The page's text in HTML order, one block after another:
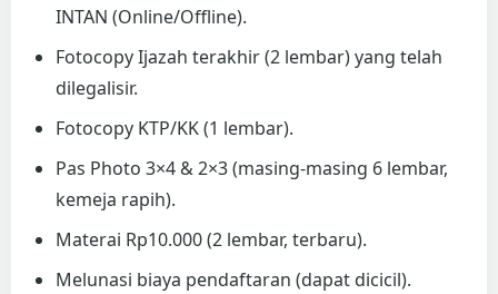
INTAN (Online/Offline).
Fotocopy Ijazah terakhir (2 lembar) yang telah
dilegalisir.
Fotocopy KTP/KK (1 lembar).
Pas Photo 3×4 & 2×3 (masing-masing 6 lembar,
kemeja rapih).
Materai Rp10.000 (2 lembar, terbaru).
Melunasi biaya pendaftaran (dapat dicicil).